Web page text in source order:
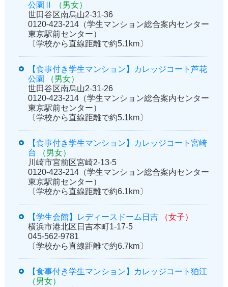
公園Ⅱ
（男女）
世田谷区南烏山2-31-36
0120-423-214（学生マンション総合案内センター
東京駅前センター）
〔学校から直線距離で約5.1km〕
【食事付き学生マンション】カレッジコート芦花
公園
（男女）
世田谷区南烏山2-31-26
0120-423-214（学生マンション総合案内センター
東京駅前センター）
〔学校から直線距離で約5.1km〕
【食事付き学生マンション】カレッジコート宮崎
台
（男女）
川崎市宮前区宮崎2-13-5
0120-423-214（学生マンション総合案内センター
東京駅前センター）
〔学校から直線距離で約6.1km〕
【学生会館】レディースドーム日吉
（女子）
横浜市港北区日吉本町1-17-5
045-562-9781
〔学校から直線距離で約6.7km〕
【食事付き学生マンション】カレッジコート狛江
（男女）